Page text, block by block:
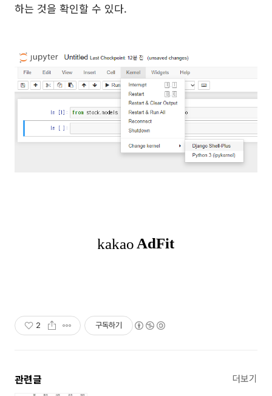
하는 것을 확인할 수 있다.
2 구독하기
관련글 더보기